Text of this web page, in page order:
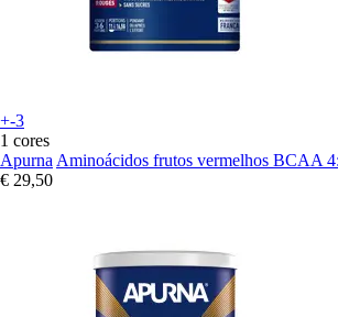
+-3
1 cores
Apurna Aminoácidos frutos vermelhos BCAA
€ 29,50